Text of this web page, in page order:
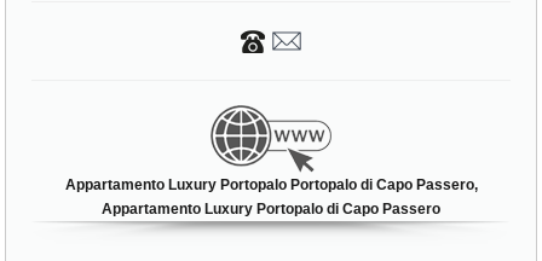
Appartamento Luxury Portopalo Portopalo di Capo Passero,
Appartamento Luxury Portopalo di Capo Passero